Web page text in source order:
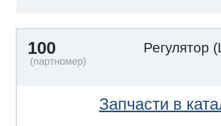
100 Регулятор
Запчасти в